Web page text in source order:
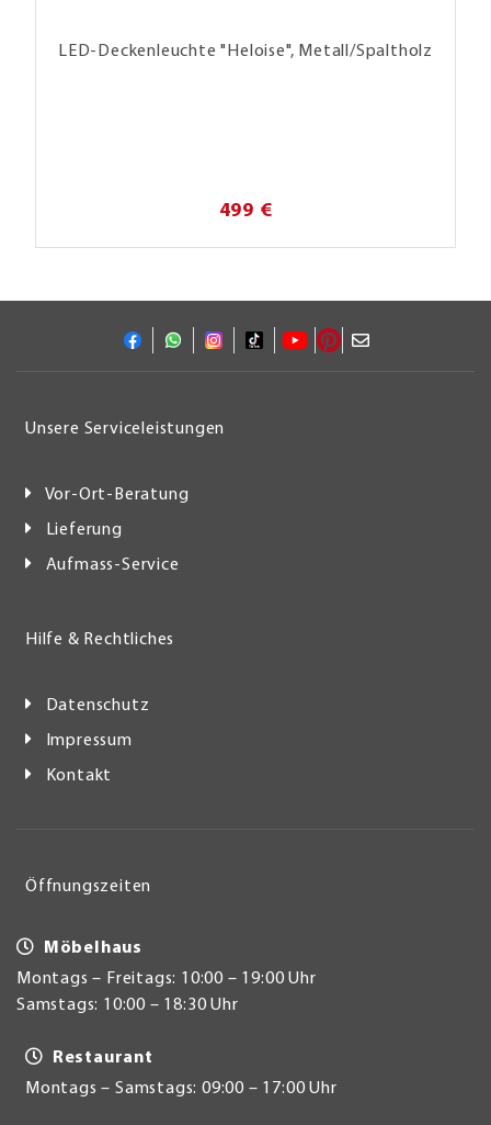
LED-Deckenleuchte "Heloise", Metall/Spaltholz
499 €
Unsere Serviceleistungen
Vor-Ort-Beratung
Lieferung
Aufmass-Service
Hilfe & Rechtliches
Datenschutz
Impressum
Kontakt
Öffnungszeiten
Möbelhaus
Montags – Freitags: 10:00 – 19:00 Uhr
Samstags: 10:00 – 18:30 Uhr
Restaurant
Montags – Samstags: 09:00 – 17:00 Uhr